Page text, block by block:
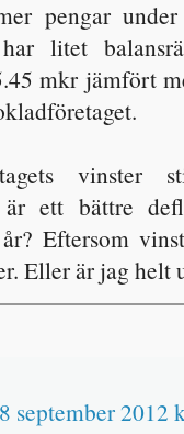
pengar
litet
mkr jämfört
vinster
är ett bättre
Eftersom
Eller är jag
september 2012